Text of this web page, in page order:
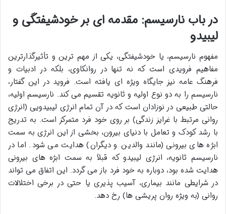
در باب نارسیسم: مقدمه ای بر خودشیفتگی و
لیبیدو
مفهوم نارسیسم، یا خودشیفتگی، یکی از مهم ترین و تأثیرگذارترین
مفاهیم فرویدی است که نه تنها در روانکاوی، بلکه در ادبیات و
فرهنگ عامه نیز جایگاه ویژه ای یافته است. فروید در این گفتار،
نارسیسم را به دو نوع اولیه و ثانویه تقسیم می کند. نارسیسم اولیه،
حالتی طبیعی در نوزادان است که در آن تمام انرژی لیبیدویی (انرژی
روانی مرتبط با غرایز زندگی) بر روی خود فرد متمرکز است. به تدریج
با رشد کودک و تعامل با دنیای بیرون، بخشی از این انرژی به سمت
ابژه های بیرونی (مانند والدین و دیگران) هدایت می شود. اما در
نارسیسم ثانویه، انرژی لیبیدو که قبلاً به سمت ابژه های بیرونی
هدایت شده بود، دوباره به خود فرد باز می گردد. این اتفاق می تواند
در شرایطی مانند بیماری، آسیب پذیری یا حتی در برخی اختلالات
روانی (به ویژه روان پریشی ها) رخ دهد.